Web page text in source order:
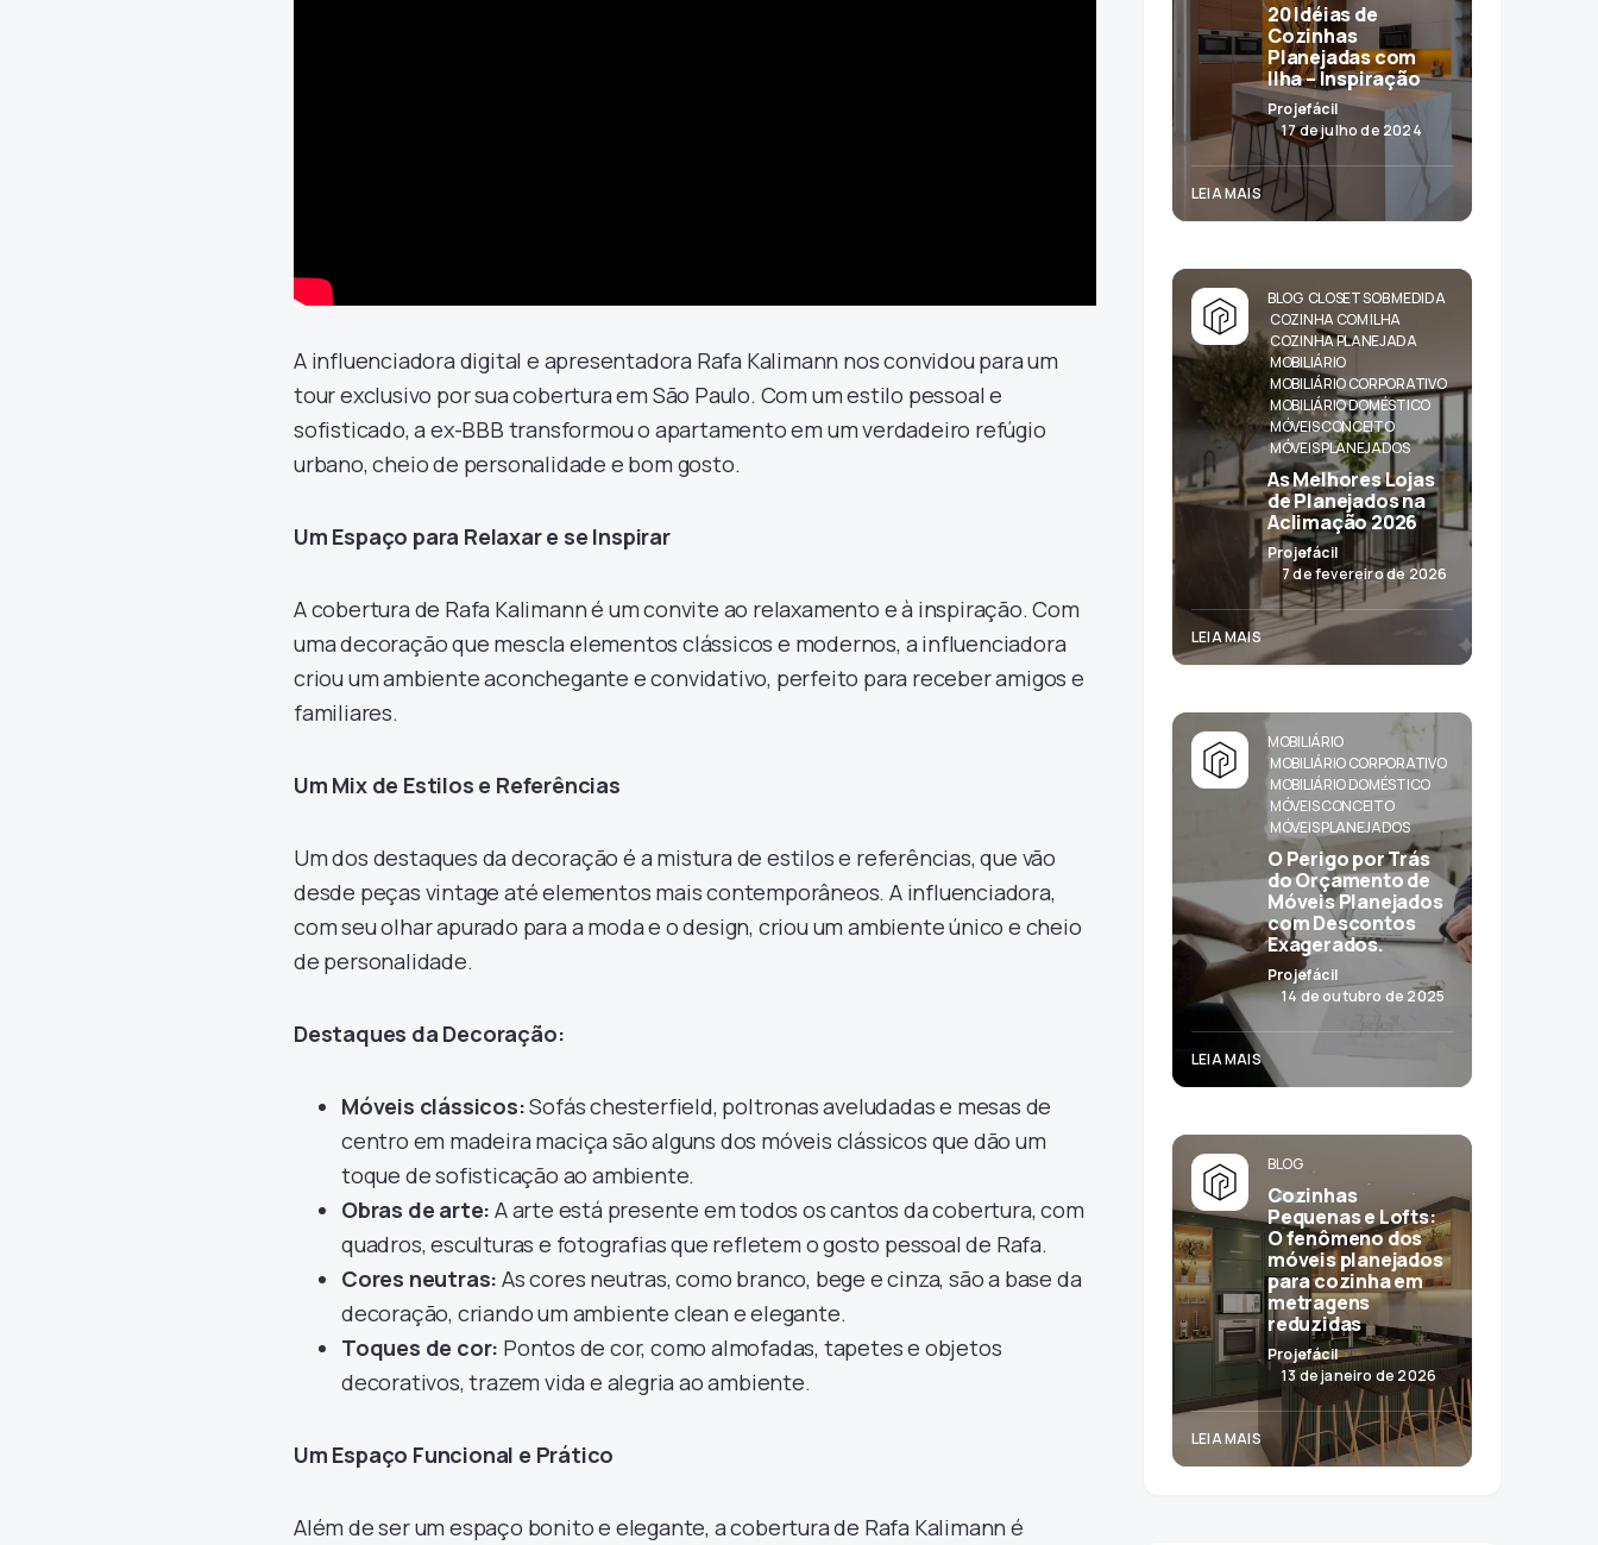
A influenciadora digital e apresentadora Rafa Kalimann nos convidou para um
tour exclusivo por sua cobertura em São Paulo. Com um estilo pessoal e
sofisticado, a ex-BBB transformou o apartamento em um verdadeiro refúgio
urbano, cheio de personalidade e bom gosto.
Um Espaço para Relaxar e se Inspirar
A cobertura de Rafa Kalimann é um convite ao relaxamento e à inspiração. Com
uma decoração que mescla elementos clássicos e modernos, a influenciadora
criou um ambiente aconchegante e convidativo, perfeito para receber amigos e
familiares.
Um Mix de Estilos e Referências
Um dos destaques da decoração é a mistura de estilos e referências, que vão
desde peças vintage até elementos mais contemporâneos. A influenciadora,
com seu olhar apurado para a moda e o design, criou um ambiente único e cheio
de personalidade.
Destaques da Decoração:
Móveis clássicos:Sofás chesterfield, poltronas aveludadas e mesas de
centro em madeira maciça são alguns dos móveis clássicos que dão um
toque de sofisticação ao ambiente.
Obras de arte: A arte está presente em todos os cantos da cobertura, com
quadros, esculturas e fotografias que refletem o gosto pessoal de Rafa.
Cores neutras: As cores neutras, como branco, bege e cinza, são a base da
decoração, criando um ambiente clean e elegante.
Toques de cor: Pontos de cor, como almofadas, tapetes e objetos
decorativos, trazem vida e alegria ao ambiente.
Um Espaço Funcional e Prático
Além de ser um espaço bonito e elegante, a cobertura de Rafa Kalimann é
20 Idéias de
Cozinhas
Planejadas com
Ilha – Inspiração
Projefácil
17 de julho de 2024
LEIA MAIS
BLOG CLOSET SOB MEDIDA
COZINHA COM ILHA
COZINHA PLANEJADA
MOBILIÁRIO
MOBILIÁRIO CORPORATIVO
MOBILIÁRIO DOMÉSTICO
MÓVEIS CONCEITO
MÓVEIS PLANEJADOS
As Melhores Lojas
de Planejados na
Aclimação 2026
Projefácil
7 de fevereiro de 2026
LEIA MAIS
MOBILIÁRIO
MOBILIÁRIO CORPORATIVO
MOBILIÁRIO DOMÉSTICO
MÓVEIS CONCEITO
MÓVEIS PLANEJADOS
O Perigo por Trás
do Orçamento de
Móveis Planejados
com Descontos
Exagerados.
Projefácil
14 de outubro de 2025
LEIA MAIS
BLOG
Cozinhas
Pequenas e Lofts:
O fenômeno dos
móveis planejados
para cozinha em
metragens
reduzidas
Projefácil
13 de janeiro de 2026
LEIA MAIS